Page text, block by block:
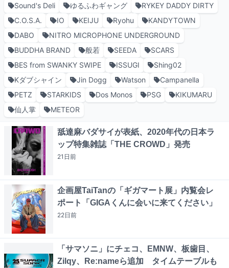
Sound's Deli
ゆるふわギャング
RYKEY DADDY DIRTY
C.O.S.A.
IO KEIJU Ryohu
KANDYTOWN
DABO
NITRO MICROPHONE UNDERGROUND
BUDDHA BRAND
般若 SEEDA
SCARS
BES from SWANKY SWIPE
ISSUGI
Shing02
Kダブシャイン
Jin Dogg Watson
Campanella
PETZ
STARKIDS Dos Monos PSG
KIKUMARU
仙人掌
METEOR
舐達麻バダサイが表紙、2020年代の日本ラ
ップ特集雑誌「THE CROWD」発売
21日前
企画屋TaiTanの「ギガマート展」内覧会レ
ポート「GIGAくんに会いに来てください」
22日前
「サマソニ」にチェコ、EMNW、板歯目、
Zilqy、Re:nameら追加 タイムテーブルも